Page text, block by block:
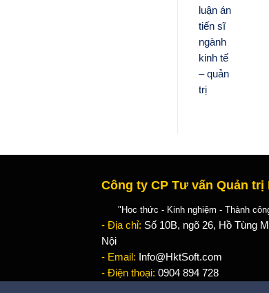
Công ty CP Tư vấn Quản trị
"Học thức - Kinh nghiệm - Thành
- Địa chỉ: Số 10B, ngõ 26, Hồ Tùng
Nội
- Email: Info@HktSoft.com
- Điện thoại: 0904 894 728